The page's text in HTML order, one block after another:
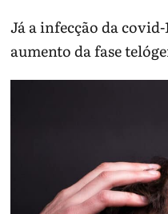
Já a infecção da
aumento da fase